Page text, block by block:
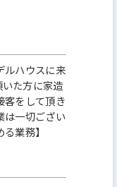
ルハウスに来
た方に家造
客をして頂き
は一切ござい
業務】